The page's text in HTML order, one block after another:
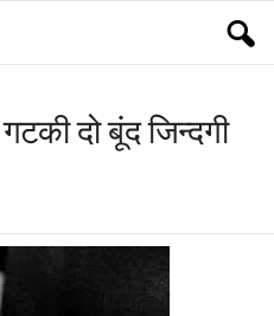
दो बूंद जिन्दगी